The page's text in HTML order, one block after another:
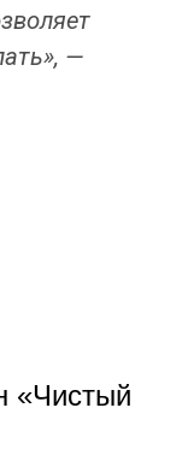
—
«Чистый